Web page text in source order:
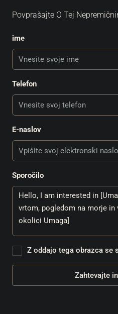
Povprašajte O Tej
ime
Telefon
E-naslov
Sporočilo
Z oddajo tega obrazca se
Zahtevajte